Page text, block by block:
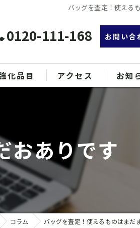
バッグを査定！使える
0120-111-168 お問い合
化品目
品
アクセス お知
おありです
コラム バッグを査定！使えるものはまだ